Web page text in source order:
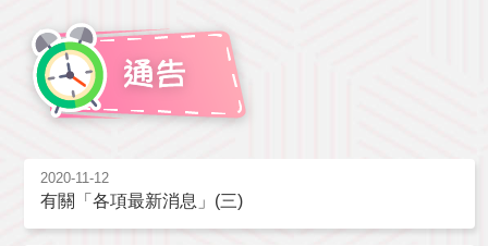
2020-11-12
有關「各項最新消息」(三)